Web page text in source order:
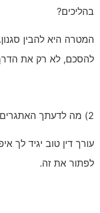
בהליכים?
המטרה היא להבין
להסכם, לא רק את הדרך
2) מה לדעתך האתגרים בתיק שלי?
עורך דין טוב יגיד לך
לפתור את זה.